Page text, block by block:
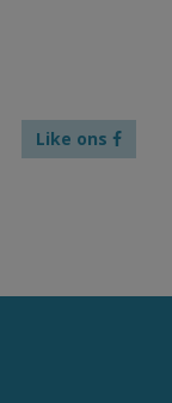
Like ons